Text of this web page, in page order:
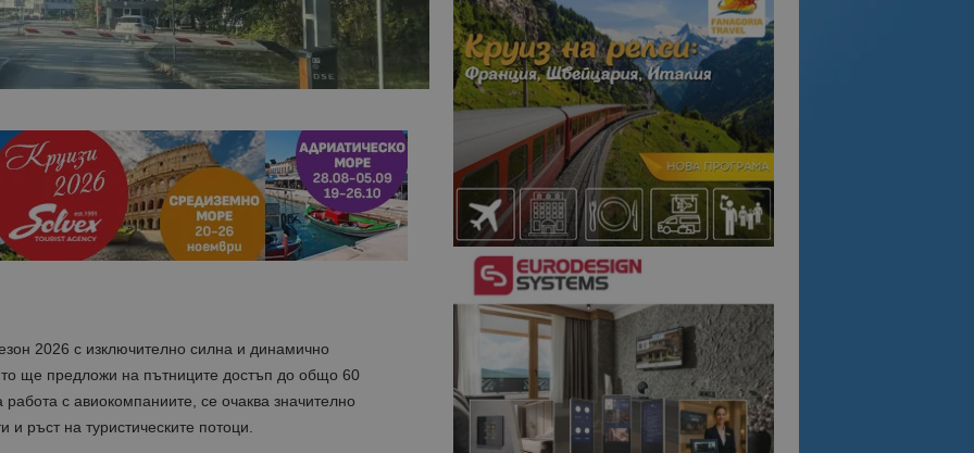
2026 с изключително силна и динамично
ще предложи на пътниците достъп до общо 60
с авиокомпаниите, се очаква значително
ръст на туристическите потоци.